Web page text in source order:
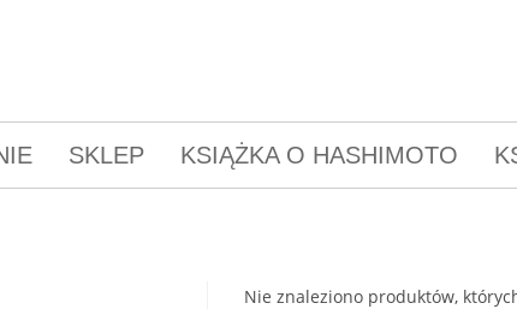
SKLEP KSIĄŻKA O HASHIMOTO
Nie znaleziono produktów,